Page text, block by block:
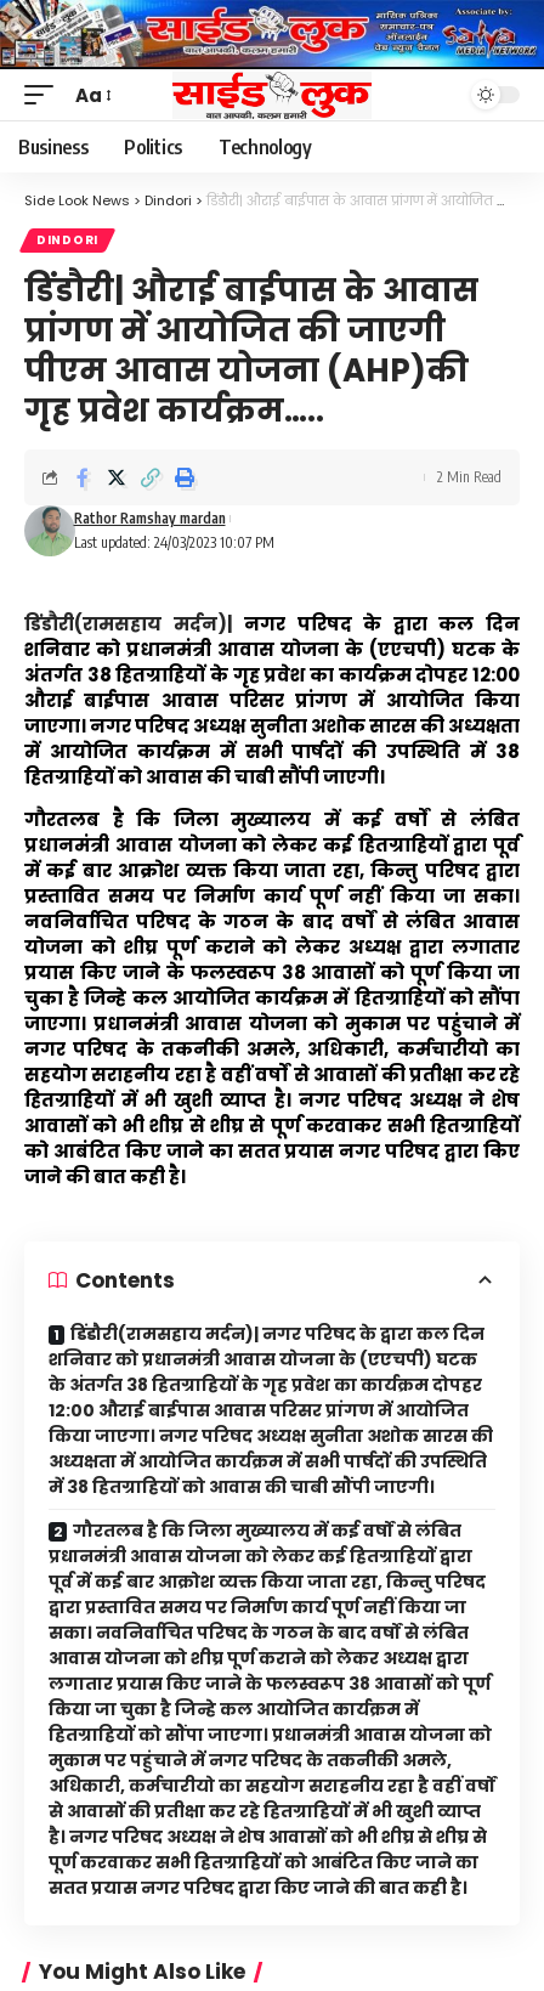
Font
Resizer
Aa
Business Politics Technology
Side Look News > Dindori > डिंडौरी| औराई बाईपास के आवास प्रांगण में आयोजित की जाएगी पीएम आवास योजना (AHP)की गृह प्रवेश कार्यक्रम…..
DINDORI
डिंडौरी| औराई बाईपास के आवास
प्रांगण में आयोजित की जाएगी
पीएम आवास योजना (AHP)की
गृह प्रवेश कार्यक्रम…..
Last updated: 24/03/2023 10:07 PM
Rathor Ramshay mardan
2 Min Read
डिंडौरी(रामसहाय मर्दन)|
नगर परिषद के द्वारा कल दिन
शनिवार को प्रधानमंत्री आवास योजना के (एएचपी) घटक के
अंतर्गत 38 हितग्राहियों के गृह प्रवेश का कार्यक्रम दोपहर 12:00
औराई बाईपास आवास परिसर प्रांगण में आयोजित किया
जाएगा। नगर परिषद अध्यक्ष सुनीता अशोक सारस की अध्यक्षता
में आयोजित कार्यक्रम में सभी पार्षदों की उपस्थिति में 38
हितग्राहियों को आवास की चाबी सौंपी जाएगी।
गौरतलब है कि जिला मुख्यालय में कई वर्षों से लंबित
प्रधानमंत्री आवास योजना को लेकर कई हितग्राहियों द्वारा पूर्व
में कई बार आक्रोश व्यक्त किया जाता रहा, किन्तु परिषद द्वारा
प्रस्तावित समय पर निर्माण कार्य पूर्ण नहीं किया जा सका।
नवनिर्वाचित परिषद के गठन के बाद वर्षों से लंबित आवास
योजना को शीघ्र पूर्ण कराने को लेकर अध्यक्ष द्वारा लगातार
प्रयास किए जाने के फलस्वरूप 38 आवासों को पूर्ण किया जा
चुका है जिन्हे कल आयोजित कार्यक्रम में हितग्राहियों को सौंपा
जाएगा। प्रधानमंत्री आवास योजना को मुकाम पर पहुंचाने में
नगर परिषद के तकनीकी अमले, अधिकारी, कर्मचारीयो का
सहयोग सराहनीय रहा है वहीं वर्षों से आवासों की प्रतीक्षा कर रहे
हितग्राहियों में भी खुशी व्याप्त है। नगर परिषद अध्यक्ष ने शेष
आवासों को भी शीघ्र से शीघ्र से पूर्ण करवाकर सभी हितग्राहियों
को आबंटित किए जाने का सतत प्रयास नगर परिषद द्वारा किए
जाने की बात कही है।
Contents
डिंडौरी(रामसहाय मर्दन)| नगर परिषद के द्वारा कल दिन
शनिवार को प्रधानमंत्री आवास योजना के (एएचपी) घटक
के अंतर्गत 38 हितग्राहियों के गृह प्रवेश का कार्यक्रम दोपहर
12:00 औराई बाईपास आवास परिसर प्रांगण में आयोजित
किया जाएगा। नगर परिषद अध्यक्ष सुनीता अशोक सारस की
अध्यक्षता में आयोजित कार्यक्रम में सभी पार्षदों की उपस्थिति
में 38 हितग्राहियों को आवास की चाबी सौंपी जाएगी।
गौरतलब है कि जिला मुख्यालय में कई वर्षों से लंबित
प्रधानमंत्री आवास योजना को लेकर कई हितग्राहियों द्वारा
पूर्व में कई बार आक्रोश व्यक्त किया जाता रहा, किन्तु परिषद
द्वारा प्रस्तावित समय पर निर्माण कार्य पूर्ण नहीं किया जा
सका। नवनिर्वाचित परिषद के गठन के बाद वर्षों से लंबित
आवास योजना को शीघ्र पूर्ण कराने को लेकर अध्यक्ष द्वारा
लगातार प्रयास किए जाने के फलस्वरूप 38 आवासों को पूर्ण
किया जा चुका है जिन्हे कल आयोजित कार्यक्रम में
हितग्राहियों को सौंपा जाएगा। प्रधानमंत्री आवास योजना को
मुकाम पर पहुंचाने में नगर परिषद के तकनीकी अमले,
अधिकारी, कर्मचारीयो का सहयोग सराहनीय रहा है वहीं वर्षों
से आवासों की प्रतीक्षा कर रहे हितग्राहियों में भी खुशी व्याप्त
है। नगर परिषद अध्यक्ष ने शेष आवासों को भी शीघ्र से शीघ्र से
पूर्ण करवाकर सभी हितग्राहियों को आबंटित किए जाने का
सतत प्रयास नगर परिषद द्वारा किए जाने की बात कही है।
You Might Also Like